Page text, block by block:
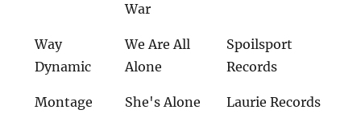
War
Way
Dynamic
We Are All
Alone
Spoilsport
Records
Montage She's Alone Laurie Records